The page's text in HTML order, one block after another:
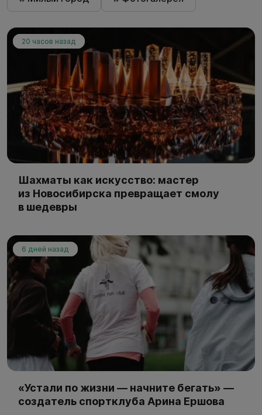
20 часов назад
Шахматы как искусство: мастер
из Новосибирска превращает смолу
в шедевры
6 дней назад
«Устали по жизни — начните бегать» —
создатель спортклуба Арина Ершова